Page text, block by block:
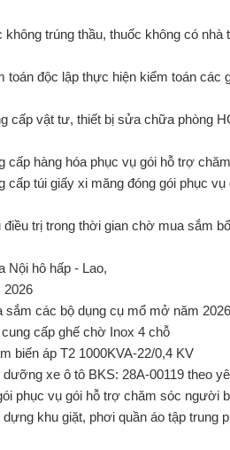
trúng thầu, thuốc không có nhà
độc lập thực hiện kiểm toán các
cấp vật tư, thiết bị sửa chữa phòng
cấp hàng hóa phục vụ gói hỗ trợ
cấp túi giấy xi măng đóng gói phục
trị trong thời gian chờ mua sắm
Nội hô hấp - Lao,
2026
sắm các bộ dụng cụ mổ mở năm 2026
cấp ghế chờ Inox 4 chỗ
biến áp T2 1000KVA-22/0,4 KV
xe ô tô BKS: 28A-00119 theo
phục vụ gói hỗ trợ chăm sóc người
khu giặt, phơi quần áo tập trung